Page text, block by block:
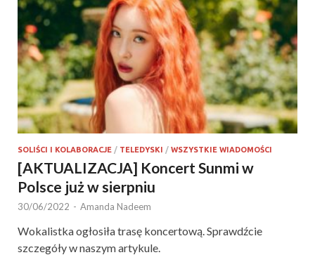
SOLIŚCI I KOLABORACJE / TELEDYSKI / WSZYSTKIE WIADOMOŚCI
[AKTUALIZACJA] Koncert Sunmi w
Polsce już w sierpniu
30/06/2022 - Amanda Nadeem
Wokalistka ogłosiła trasę koncertową. Sprawdźcie
szczegóły w naszym artykule.